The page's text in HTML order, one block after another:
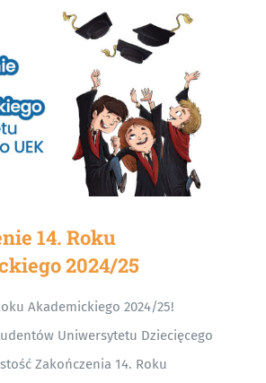
14. Roku
2024/25
Akademickiego 2024/25!
Uniwersytetu Dziecięcego
Zakończenia 14. Roku